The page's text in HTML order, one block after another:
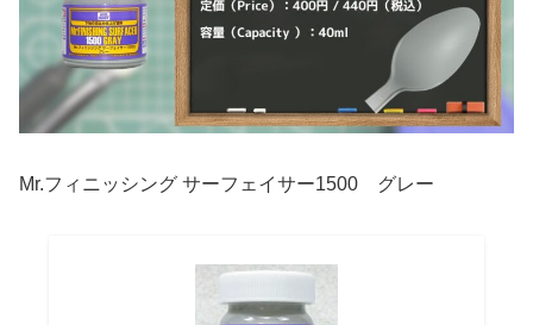
Mr.フィニッシング サーフェイサー1500 グレー